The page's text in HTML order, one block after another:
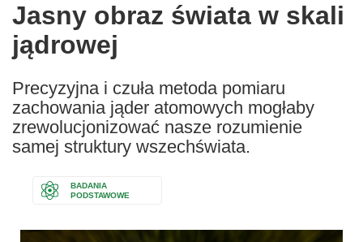
the
following
languages:
Jasny obraz świata w skali
jądrowej
Precyzyjna i czuła metoda pomiaru
zachowania jąder atomowych mogłaby
zrewolucjonizować nasze rozumienie
samej struktury wszechświata.
BADANIA
PODSTAWOWE